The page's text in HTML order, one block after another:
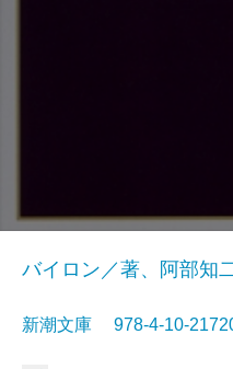
バイロン／著、阿部知
新潮文庫 978-4-10-